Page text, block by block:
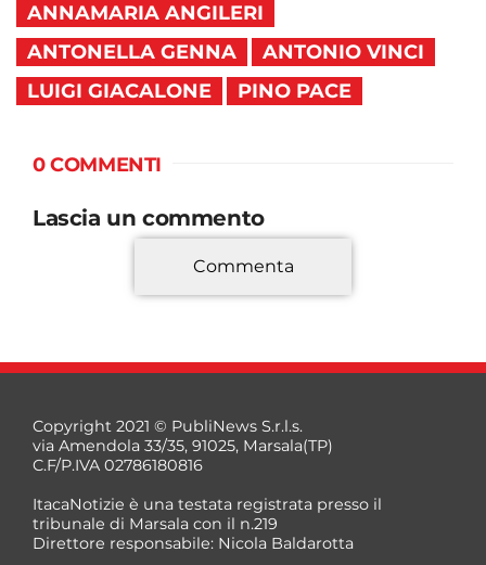
ANNAMARIA ANGILERI
ANTONELLA GENNA
ANTONIO VINCI
LUIGI GIACALONE
PINO PACE
0 COMMENTI
Lascia un commento
*
Commenta
Copyright 2021 © PubliNews S.r.l.s.
via Amendola 33/35, 91025, Marsala(TP)
C.F/P.IVA 02786180816
ItacaNotizie è una testata registrata presso il
tribunale di Marsala con il n.219
Direttore responsabile: Nicola Baldarotta